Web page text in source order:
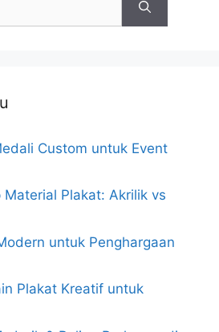
Custom untuk Event
Plakat: Akrilik vs
untuk Penghargaan
Plakat Kreatif untuk